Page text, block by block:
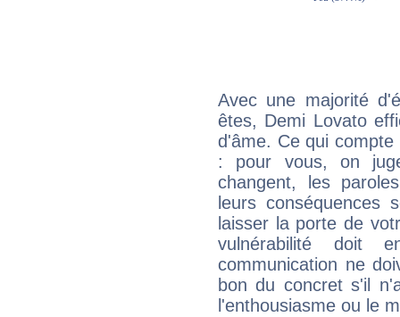
Avec une majorité
êtes, Demi Lovato
d'âme. Ce qui
: pour vous, on
changent, les
leurs conséquences
laisser la porte de
vulnérabilité doit
communication ne
bon du concret s'il
l'enthousiasme ou le